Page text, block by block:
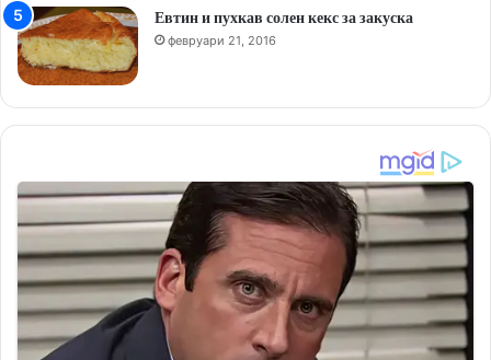
Евтин и пухкав солен кекс за закуска
февруари 21, 2016